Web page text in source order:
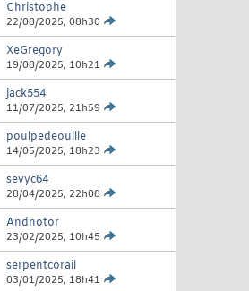
Christophe
22/08/2025, 08h30
XeGregory
19/08/2025, 10h21
jack554
11/07/2025, 21h59
poulpedeouille
14/05/2025, 18h23
sevyc64
28/04/2025, 22h08
Andnotor
23/02/2025, 10h45
serpentcorail
03/01/2025, 18h41